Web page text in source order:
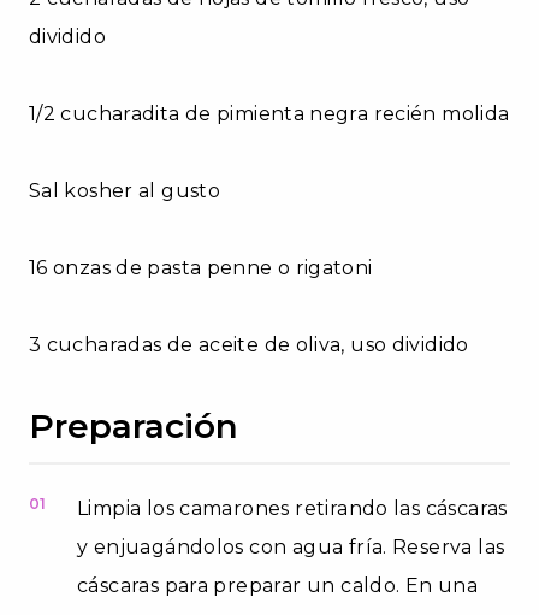
dividido
1/2 cucharadita de pimienta negra recién molida
Sal kosher al gusto
16 onzas de pasta penne o rigatoni
3 cucharadas de aceite de oliva, uso dividido
Preparación
01
Limpia los camarones retirando las cáscaras
y enjuagándolos con agua fría. Reserva las
cáscaras para preparar un caldo. En una